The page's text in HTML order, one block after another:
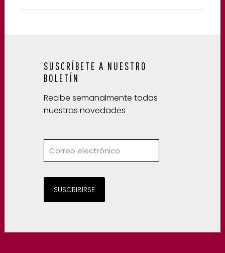
SUSCRÍBETE A NUESTRO
BOLETÍN
Recibe semanalmente todas
nuestras novedades
SUSCRIBIRSE